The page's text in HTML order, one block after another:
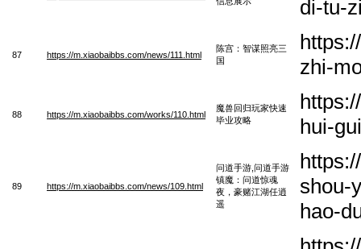
di-tu-
87 https://m.xiaobaibbs.com/news/111.html
陈宫：智谋照亮三
国
zhi-
88 https://m.xiaobaibbs.com/works/110.html
魔兽回归玩家快速
毕业攻略
hui-
89 https://m.xiaobaibbs.com/news/109.html
问道手游,问道手游
镇魔：问道惊魂
夜，豪赌江湖任逍
遥
shou-
hao-